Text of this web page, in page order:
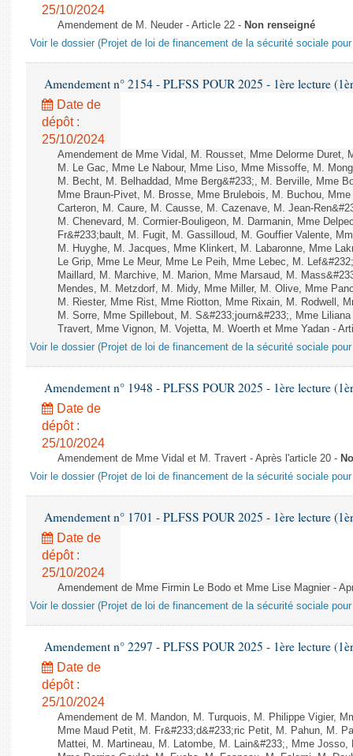
25/10/2024
Amendement de M. Neuder - Article 22 - Non renseigné
Voir le dossier (Projet de loi de financement de la sécurité sociale pour
Amendement n° 2154 - PLFSS POUR 2025 - 1ère lecture
Date de
dépôt :
25/10/2024
Amendement de Mme Vidal, M. Rousset, Mme Delorme Duret,
M. Le Gac, Mme Le Nabour, Mme Liso, Mme Missoffe, M.
M. Becht, M. Belhaddad, Mme Berg&#233;, M. Berville, Mme
Mme Braun-Pivet, M. Brosse, Mme Brulebois, M. Buchou,
Carteron, M. Caure, M. Causse, M. Cazenave, M. Jean-
M. Chenevard, M. Cormier-Bouligeon, M. Darmanin, Mme
Fr&#233;bault, M. Fugit, M. Gassilloud, M. Gouffier Valente,
M. Huyghe, M. Jacques, Mme Klinkert, M. Labaronne, Mme
Le Grip, Mme Le Meur, Mme Le Peih, Mme Lebec, M.
Maillard, M. Marchive, M. Marion, Mme Marsaud, M.
Mendes, M. Metzdorf, M. Midy, Mme Miller, M. Olive, Mme
M. Riester, Mme Rist, Mme Riotton, Mme Rixain, M. Rodwell,
M. Sorre, Mme Spillebout, M. S&#233;journ&#233;, Mme
Travert, Mme Vignon, M. Vojetta, M. Woerth et Mme Yadan -
Voir le dossier (Projet de loi de financement de la sécurité sociale pour
Amendement n° 1948 - PLFSS POUR 2025 - 1ère lecture
Date de
dépôt :
25/10/2024
Amendement de Mme Vidal et M. Travert - Après l'article 20 -
Voir le dossier (Projet de loi de financement de la sécurité sociale pour
Amendement n° 1701 - PLFSS POUR 2025 - 1ère lecture
Date de
dépôt :
25/10/2024
Amendement de Mme Firmin Le Bodo et Mme Lise Magnier -
Voir le dossier (Projet de loi de financement de la sécurité sociale pour
Amendement n° 2297 - PLFSS POUR 2025 - 1ère lecture
Date de
dépôt :
25/10/2024
Amendement de M. Mandon, M. Turquois, M. Philippe Vigier,
Mme Maud Petit, M. Fr&#233;d&#233;ric Petit, M. Pahun, M.
Mattei, M. Martineau, M. Latombe, M. Lain&#233;, Mme